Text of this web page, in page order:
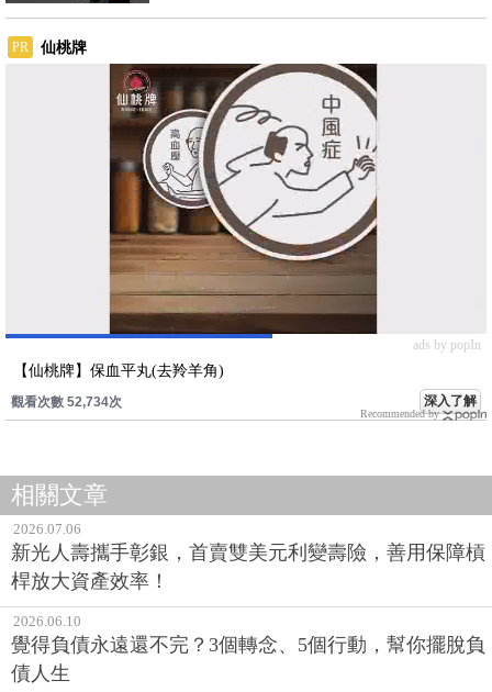
PR 仙桃牌
ads by popIn
【仙桃牌】保血平丸(去羚羊角)
觀看次數 52,734次 深入了解
Recommended by
相關文章
2026.07.06
新光人壽攜手彰銀，首賣雙美元利變壽險，善用保障槓
桿放大資產效率！
2026.06.10
覺得負債永遠還不完？3個轉念、5個行動，幫你擺脫負
債人生